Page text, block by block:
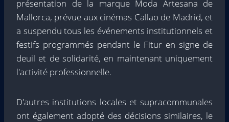
présentation de la marque Moda Artesana de
Mallorca, prévue aux cinémas Callao de Madrid, et
a suspendu tous les événements institutionnels et
festifs programmés pendant le Fitur en signe de
deuil et de solidarité, en maintenant uniquement
l'activité professionnelle.
D'autres institutions locales et supracommunales
ont également adopté des décisions similaires, le